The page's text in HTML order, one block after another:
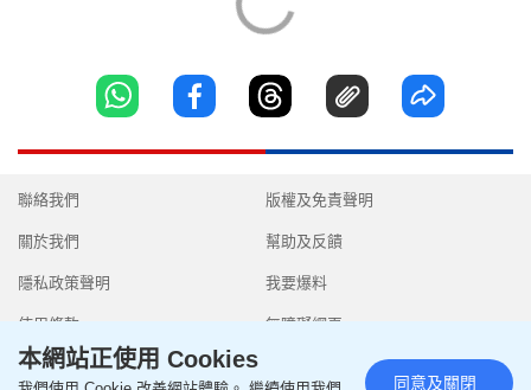
聯絡我們
關於我們
隱私政策聲明
使用條款
版權及免責聲明
幫助及反饋
我要爆料
無障礙網頁
本網站正使用 Cookies
同意及關閉